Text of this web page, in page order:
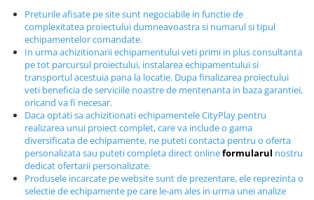
Garduri/Imprejmuiri
Cosuri de gunoi
Panouri pentru informare/Marcaje
Foisoare si pergole
Rastel Biciclete
Banci
Preturile afisate pe site sunt negociabile in functie de
complexitatea proiectului dumneavoastra si numarul si tipul
echipamentelor comandate.
In urma achizitionarii echipamentului veti primi in plus consultanta
pe tot parcursul proiectului, instalarea echipamentului si
transportul acestuia pana la locatie. Dupa finalizarea proiectului
veti beneficia de serviciile noastre de mentenanta in baza garantiei,
oricand va fi necesar.
Daca optati sa achizitionati echipamentele CityPlay pentru
realizarea unui proiect complet, care va include o gama
diversificata de echipamente, ne puteti contacta pentru o oferta
personalizata sau puteti completa direct onlineformularul nostru
dedicat ofertarii personalizate.
Produsele incarcate pe website sunt de prezentare, ele reprezinta o
selectie de echipamente pe care le-am ales in urma unei analize